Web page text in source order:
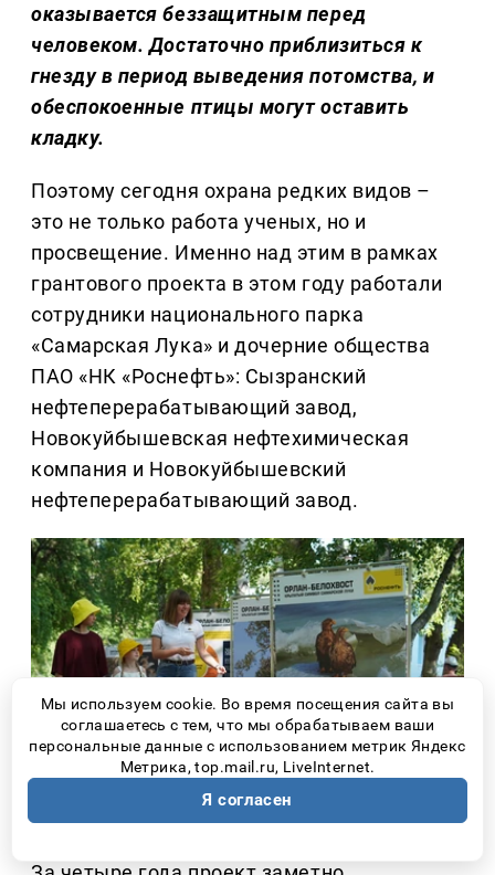
оказывается беззащитным перед
человеком. Достаточно приблизиться к
гнезду в период выведения потомства, и
обеспокоенные птицы могут оставить
кладку.
Поэтому сегодня охрана редких видов –
это не только работа ученых, но и
просвещение. Именно над этим в рамках
грантового проекта в этом году работали
сотрудники национального парка
«Самарская Лука» и дочерние общества
ПАО «НК «Роснефть»: Сызранский
нефтеперерабатывающий завод,
Новокуйбышевская нефтехимическая
компания и Новокуйбышевский
нефтеперерабатывающий завод.
Мы используем cookie. Во время посещения сайта вы
соглашаетесь с тем, что мы обрабатываем ваши
персональные данные с использованием метрик Яндекс
Метрика, top.mail.ru, LiveInternet.
Я согласен